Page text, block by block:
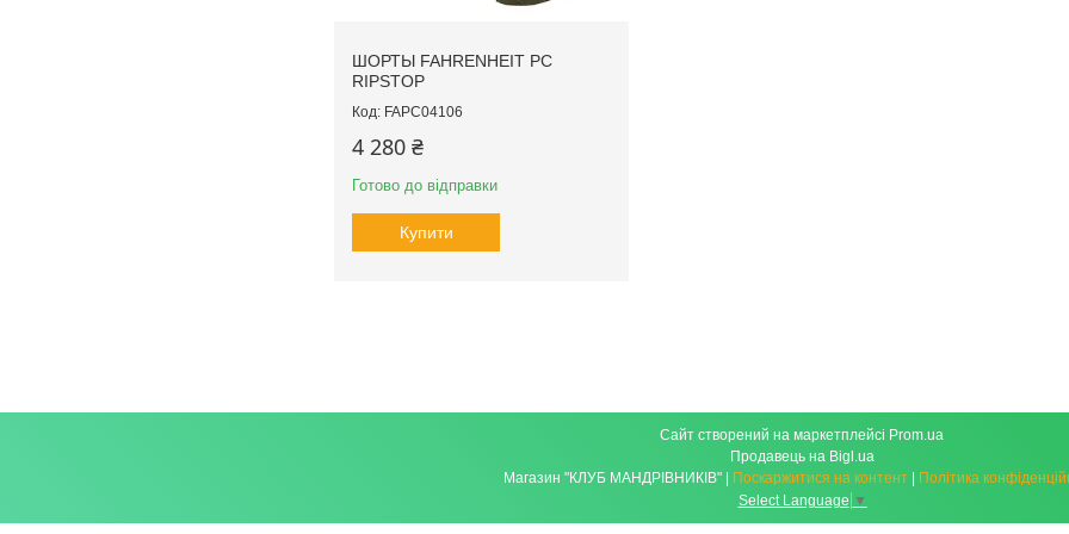
ШОРТЫ FAHRENHEIT PC
RIPSTOP
FAPC04106
4 280 ₴
Готово до відправки
Купити
Сайт створений на маркетплейсі Prom.ua
Продавець на Bigl.ua
Поскаржитися на контент
Політика
Select Language ▼